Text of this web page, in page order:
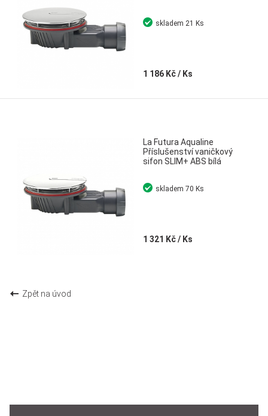
1 186 Kč/ Ks
skladem 21 Ks
La Futura Aqualine
Příslušenství vaničkový
sifon SLIM+ ABS bílá
1 321 Kč/ Ks
skladem 70 Ks
Zpět na úvod